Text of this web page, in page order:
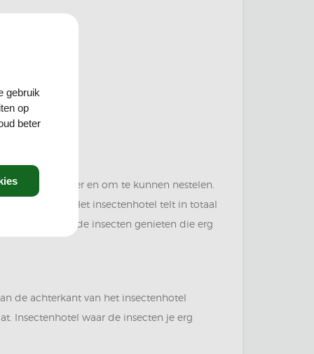
de winter en om te kunnen nestelen.
insecten. Het insectenhotel telt in totaal
zo weer van de insecten genieten die erg
de achterkant van het insectenhotel
Insectenhotel waar de insecten je erg
gebruik
op
beter